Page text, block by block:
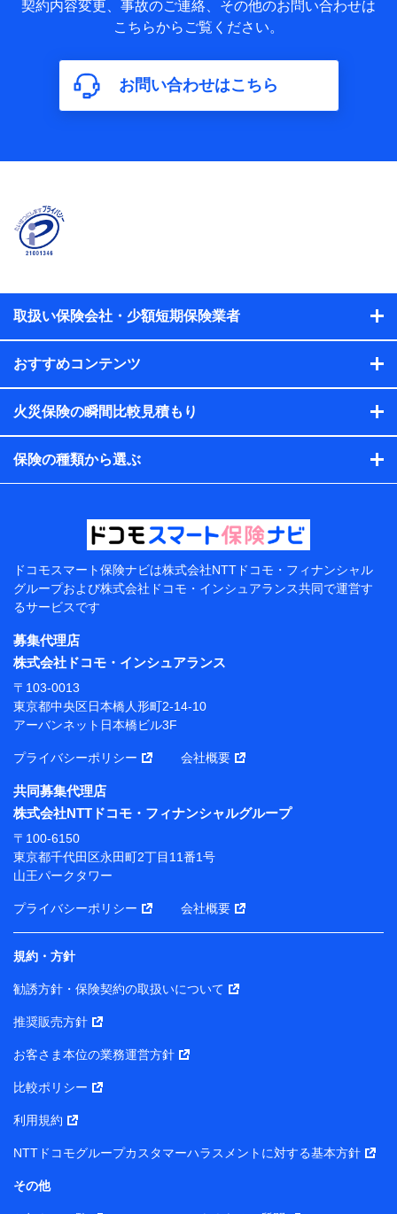
約に関する情報。例として、保険契約者及び被保険者の氏
名、住所、生年月日、性別、保険契約者と被保険者の関係、
保険加入の目的、保険商品の内容、保険料、保険料のお支払
年数などの情報、ペットの種類や年齢などの情報などが含ま
れます。
【共同して利用する者の範囲】
株式会社NTTドコモ
当社又は株式会社NTTドコモが提供する保険関連サービスに
おけるユーザ登録受付および管理のため
当社又は株式会社NTTドコモと取引のあるもしくは委託を受
れらに付帯、関連する当社、株式会社NTTドコモおよび提携
会社のサービスを案内、提供するため
析して、お客さまの趣味・嗜好・傾向に応じたサービス・商
各種セミナーの開催のため
コンサルティングサービスの実施のため
アンケートやキャンペーン等の実施のため
上記に係る案内・手続き・管理等付帯業務を行うため
当該個人データを取り扱う各共同利用者（詳細は次のと
東京都千代田区永田町2丁目11番1号 山王パークタワー
株式会社NTTドコモ 代表取締役社長 前田 義晃
東京都中央区日本橋人形町2-14-10 アーバンネット日
本橋ビル 3F
長 吉村 忠義
※ 当社および株式会社NTTドコモは、お客さまの情報
ソナルデータ憲章」に定める行動原則を順守します 。
※ パーソナルデータダッシュボードの「第三者提供の
管理」の設定状態にかかわらず、共同利用する場合があ
ります。
※ dポイントクラブ会員ではないお客さま（2019年12
月11日以降、一度もdポイントクラブ会員であったこと
がないお客さまに限る）に関する、2019年12月10日以
前に取得した個人データは、こちら の利用目的の範囲内
当社は株式会社NTTドコモ・フィナンシャルグループ
との間で、以下のとおり個人データを共同利用しま
す。
【共同して利用される利用データの項目】
当社または株式会社NTTドコモ・フィナンシャルグルー
の個人データ
基本情報
性、連絡先、dポイントサービスのご利用に関する情報。例
所、dポイント残高、dポイント利用履歴などが含まれます。
契約内容変更、事故のご連絡、その他のお問い合わせは
こちらからご覧ください。
お問い合わせはこちら
取扱い保険会社・少額短期保険業者
おすすめコンテンツ
火災保険の瞬間比較見積もり
保険の種類から選ぶ
ドコモスマート保険ナビは株式会社NTTドコモ・フィナンシャル
グループおよび株式会社ドコモ・インシュアランス共同で運営す
るサービスです
募集代理店
株式会社ドコモ・インシュアランス
〒103-0013
東京都中央区日本橋人形町2-14-10
アーバンネット日本橋ビル3F
プライバシーポリシー 会社概要
共同募集代理店
株式会社NTTドコモ・フィナンシャルグループ
〒100-6150
東京都千代田区永田町2丁目11番1号
山王パークタワー
プライバシーポリシー 会社概要
規約・方針
勧誘方針・保険契約の取扱いについて
推奨販売方針
お客さま本位の業務運営方針
比較ポリシー
利用規約
NTTドコモグループカスタマーハラスメントに対する基本方針
その他